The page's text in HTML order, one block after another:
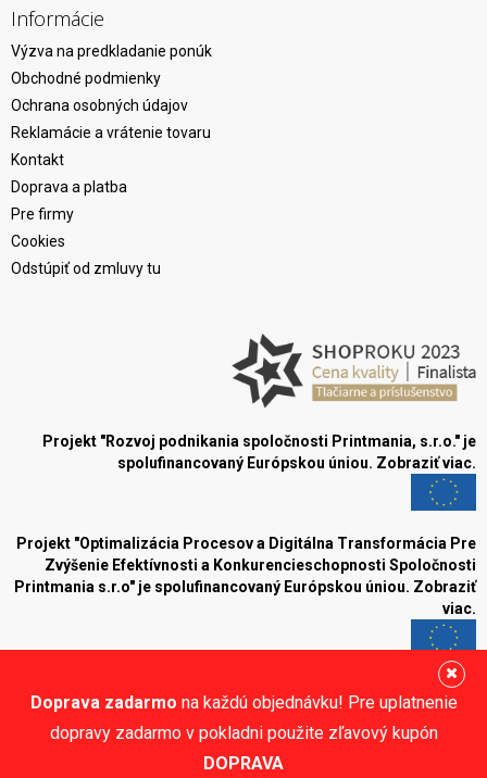
Doprava zadarmo na každú objednávku! Pre uplatnenie
dopravy zadarmo v pokladni použite zľavový kupón
DOPRAVA
Informácie
Výzva na predkladanie ponúk
Obchodné podmienky
Ochrana osobných údajov
Reklamácie a vrátenie tovaru
Kontakt
Doprava a platba
Pre firmy
Cookies
Odstúpiť od zmluvy tu
Projekt "Rozvoj podnikania spoločnosti Printmania, s.r.o." je
spolufinancovaný Európskou úniou. Zobraziť viac.
Projekt "Optimalizácia Procesov a Digitálna Transformácia Pre
Zvýšenie Efektívnosti a Konkurencieschopnosti Spoločnosti
Printmania s.r.o" je spolufinancovaný Európskou úniou. Zobraziť
viac.
Blog